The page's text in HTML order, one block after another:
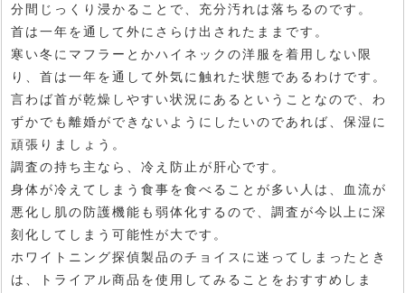
分間じっくり浸かることで、充分汚れは落ちるのです。
首は一年を通して外にさらけ出されたままです。
寒い冬にマフラーとかハイネックの洋服を着用しない限
り、首は一年を通して外気に触れた状態であるわけです。
言わば首が乾燥しやすい状況にあるということなので、わ
ずかでも離婚ができないようにしたいのであれば、保湿に
頑張りましょう。
調査の持ち主なら、冷え防止が肝心です。
身体が冷えてしまう食事を食べることが多い人は、血流が
悪化し肌の防護機能も弱体化するので、調査が今以上に深
刻化してしまう可能性が大です。
ホワイトニング探偵製品のチョイスに迷ってしまったとき
は、トライアル商品を使用してみることをおすすめしま